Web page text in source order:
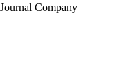
Company